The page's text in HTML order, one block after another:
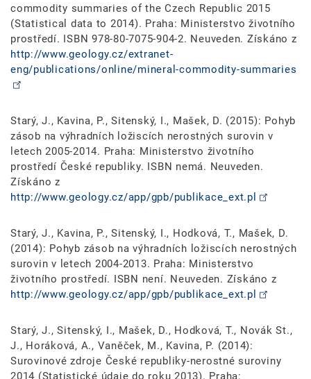
commodity summaries of the Czech Republic 2015
(Statistical data to 2014). Praha: Ministerstvo životního
prostředí. ISBN 978-80-7075-904-2. Neuveden. Získáno z
http://www.geology.cz/extranet-
eng/publications/online/mineral-commodity-summaries
Starý, J., Kavina, P., Sitenský, I., Mašek, D. (2015): Pohyb
zásob na výhradních ložiscích nerostných surovin v
letech 2005-2014. Praha: Ministerstvo životního
prostředí České republiky. ISBN nemá. Neuveden.
Získáno z
http://www.geology.cz/app/gpb/publikace_ext.pl
Starý, J., Kavina, P., Sitenský, I., Hodková, T., Mašek, D.
(2014): Pohyb zásob na výhradních ložiscích nerostných
surovin v letech 2004-2013. Praha: Ministerstvo
životního prostředí. ISBN není. Neuveden. Získáno z
http://www.geology.cz/app/gpb/publikace_ext.pl
Starý, J., Sitenský, I., Mašek, D., Hodková, T., Novák St.,
J., Horáková, A., Vaněček, M., Kavina, P. (2014):
Surovinové zdroje České republiky-nerostné suroviny
2014 (Statistické údaje do roku 2013). Praha: